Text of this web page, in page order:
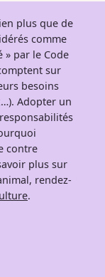
plus que de
comme
» par le Code
sur
besoins
Adopter un
contre
plus sur
rendez-
.